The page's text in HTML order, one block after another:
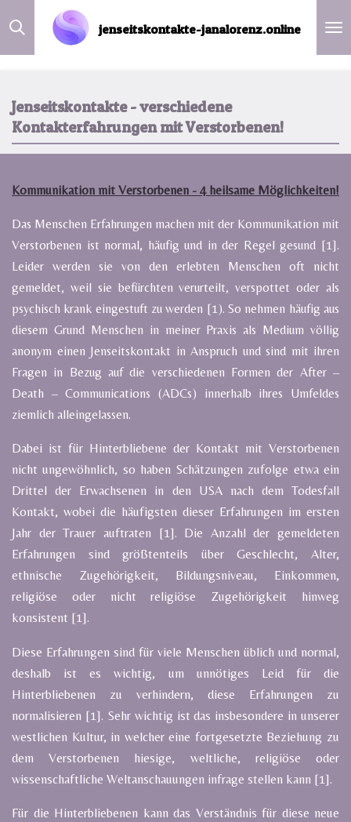
Zum
Hauptinhalt
springen
jenseitskontakte-janalorenz.online
Jenseitskontakte - verschiedene
Kontakterfahrungen mit Verstorbenen!
Kommunikation mit Verstorbenen - 4 heilsame Möglichkeiten!
Das Menschen Erfahrungen machen mit der Kommunikation mit
Verstorbenen ist normal, häufig und in der Regel gesund [1].
Leider werden sie von den erlebten Menschen oft nicht
gemeldet, weil sie befürchten verurteilt, verspottet oder als
psychisch krank eingestuft zu werden [1). So nehmen häufig aus
diesem Grund Menschen in meiner Praxis als Medium völlig
anonym einen Jenseitskontakt in Anspruch und sind mit ihren
Fragen in Bezug auf die verschiedenen Formen der After –
Death – Communications (ADCs) innerhalb ihres Umfeldes
ziemlich alleingelassen.
Dabei ist für Hinterbliebene der Kontakt mit Verstorbenen
nicht ungewöhnlich, so haben Schätzungen zufolge etwa ein
Drittel der Erwachsenen in den USA nach dem Todesfall
Kontakt, wobei die häufigsten dieser Erfahrungen im ersten
Jahr der Trauer auftraten [1]. Die Anzahl der gemeldeten
Erfahrungen sind größtenteils über Geschlecht, Alter,
ethnische Zugehörigkeit, Bildungsniveau, Einkommen,
religiöse oder nicht religiöse Zugehörigkeit hinweg
konsistent [1].
Diese Erfahrungen sind für viele Menschen üblich und normal,
deshalb ist es wichtig, um unnötiges Leid für die
Hinterbliebenen zu verhindern, diese Erfahrungen zu
normalisieren [1]. Sehr wichtig ist das insbesondere in unserer
westlichen Kultur, in welcher eine fortgesetzte Beziehung zu
dem Verstorbenen hiesige, weltliche, religiöse oder
wissenschaftliche Weltanschauungen infrage stellen kann [1].
Für die Hinterbliebenen kann das Verständnis für diese neue